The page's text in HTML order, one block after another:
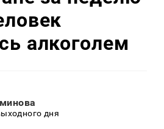
алкоголем
дня